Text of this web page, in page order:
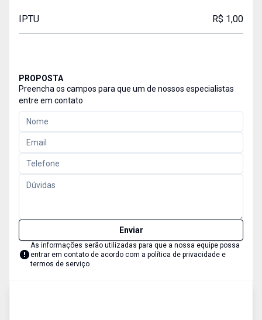
IPTU R$ 1,00
PROPOSTA
Preencha os campos para que um de nossos especialistas
entre em contato
Enviar
As informações serão utilizadas para que a nossa equipe possa
entrar em contato de acordo com a política de privacidade e
termos de serviço